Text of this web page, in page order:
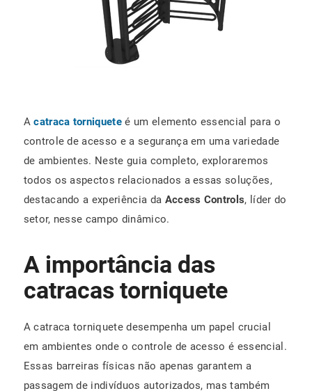
Acatraca torniquete é um elemento essencial para o
controle de acesso e a segurança em uma variedade
de ambientes. Neste guia completo, exploraremos
todos os aspectos relacionados a essas soluções,
destacando a experiência da Access Controls, líder do
setor, nesse campo dinâmico.
A importância das
catracas torniquete
A catraca torniquete desempenha um papel crucial
em ambientes onde o controle de acesso é essencial.
Essas barreiras físicas não apenas garantem a
passagem de indivíduos autorizados, mas também